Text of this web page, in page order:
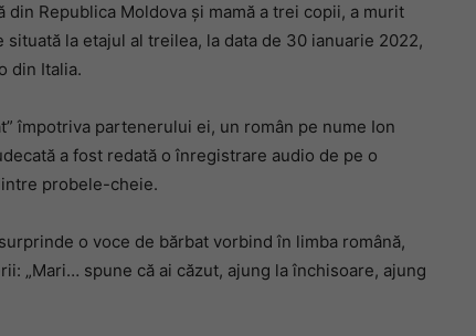
din
Republica Moldova și mamă a trei copii, a murit
la etajul al treilea, la data de 30 ianuarie 2022,
din Italia.
împotriva partenerului ei, un român pe nume Ion
a fost redată o înregistrare audio de pe o
probele-cheie.
o voce de bărbat vorbind în limba română,
„Mari… spune că ai căzut, ajung la închisoare, ajung